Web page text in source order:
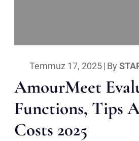
Temmuz 17, 2025| By
AmourMeet
Functions, Tips
Costs 2025